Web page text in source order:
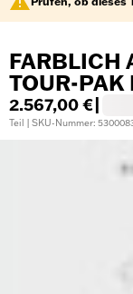
FARBLICH
TOUR-PAK
2.567,00 €
Teil | SKU-Nummer: